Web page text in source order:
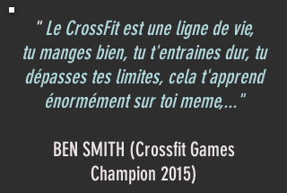
"Le CrossFit est une ligne de vie,
tu manges bien, tu t'entraines dur, tu
dépasses tes limites, cela t'apprend
énormément sur toi meme,..."
BEN SMITH (Crossfit Games
Champion 2015)